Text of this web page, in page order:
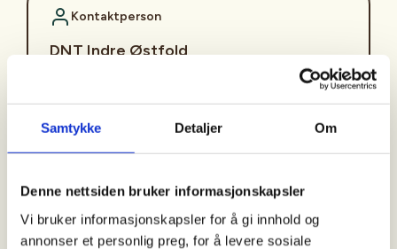
Samtykke Detaljer Om
Denne nettsiden bruker informasjonskapsler
Vi bruker informasjonskapsler for å gi innhold og
annonser et personlig preg, for å levere sosiale
Kontaktperson
DNT Indre Østfold
indreostfold@dnt.no
Turstart